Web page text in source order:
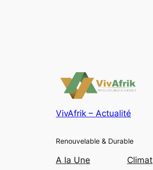
VivAfrik – Actualité
Renouvelable & Durable
A la Une Climat